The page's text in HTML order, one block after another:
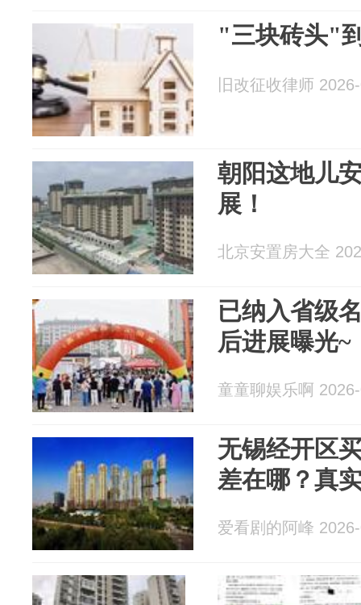
"三块砖头"
旧改征收律师
朝阳这地儿
展！
北京安置房大全
已纳入省级
后进展曝光~
童童聊娱乐啊
无锡经开区
差在哪？真
爱看剧的阿峰